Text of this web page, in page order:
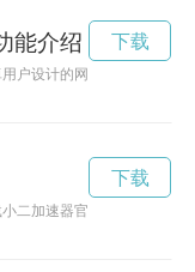
能介绍
户设计的网络加速工具，
下载
二加速器官网提供的最新
下载